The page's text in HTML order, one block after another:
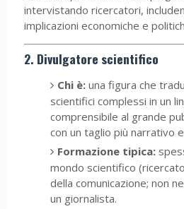
intervistando ricercatori,
implicazioni economiche e
2. Divulgatore scientifico
Chi è: una figura che
scientifici complessi in un
comprensibile al grande
con un taglio più narrativo
Formazione tipica:
mondo scientifico
della comunicazione; non
un giornalista.